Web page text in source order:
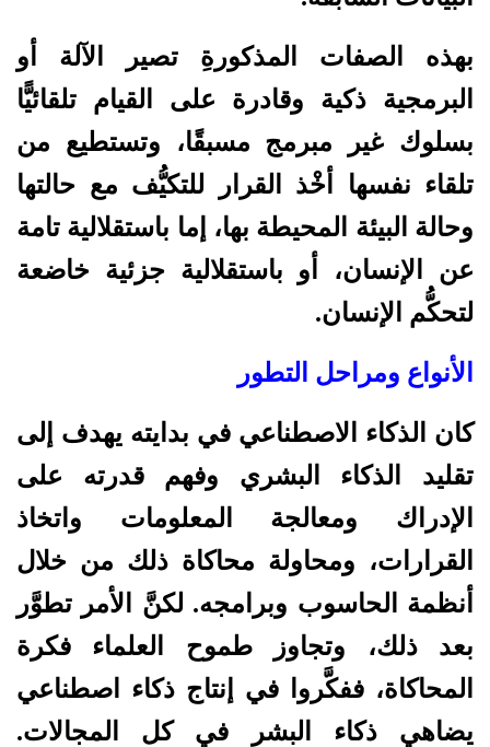
بهذه الصفات المذكورةِ تصير الآلة أو
البرمجية ذكية وقادرة على القيام تلقائيًّا
بسلوك غير مبرمج مسبقًا، وتستطيع من
تلقاء نفسها أخْذ القرار للتكيُّف مع حالتها
وحالة البيئة المحيطة بها، إما باستقلالية تامة
عن الإنسان، أو باستقلالية جزئية خاضعة
لتحكُّم الإنسان.
الأنواع ومراحل التطور
كان الذكاء الاصطناعي في بدايته يهدف إلى
تقليد الذكاء البشري وفهم قدرته على
الإدراك ومعالجة المعلومات واتخاذ
القرارات، ومحاولة محاكاة ذلك من خلال
أنظمة الحاسوب وبرامجه. لكنَّ الأمر تطوَّر
بعد ذلك، وتجاوز طموح العلماء فكرة
المحاكاة، ففكَّروا في إنتاج ذكاء اصطناعي
يضاهي ذكاء البشر في كل المجالات.